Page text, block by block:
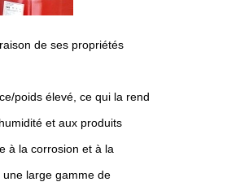
de ses propriétés
poids élevé, ce qui la rend
et aux produits
à la corrosion et à la
large gamme de